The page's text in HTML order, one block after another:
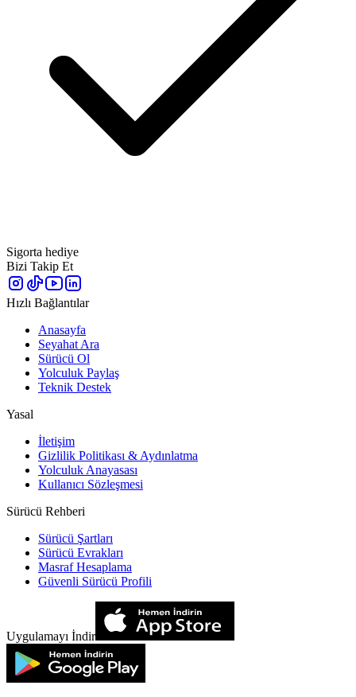
Sigorta hediye
Bizi Takip Et
Hızlı Bağlantılar
Anasayfa
Seyahat Ara
Sürücü Ol
Yolculuk Paylaş
Teknik Destek
Yasal
İletişim
Gizlilik Politikası & Aydınlatma
Yolculuk Anayasası
Kullanıcı Sözleşmesi
Sürücü Rehberi
Sürücü Şartları
Sürücü Evrakları
Masraf Hesaplama
Güvenli Sürücü Profili
Uygulamayı İndir